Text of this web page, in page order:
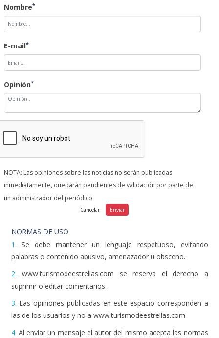
Nombre*
E-mail*
Opinión*
NOTA: Las opiniones sobre las noticias no serán publicadas
inmediatamente, quedarán pendientes de validación por parte de
un administrador del periódico.
NORMAS DE USO
1. Se debe mantener un lenguaje respetuoso, evitando
palabras o contenido abusivo, amenazador u obsceno.
2. www.turismodeestrellas.com se reserva el derecho a
suprimir o editar comentarios.
3. Las opiniones publicadas en este espacio corresponden a
las de los usuarios y no a www.turismodeestrellas.com
4. Al enviar un mensaje el autor del mismo acepta las normas